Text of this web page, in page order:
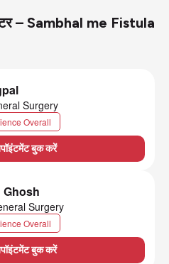
– Sambhal me Fistula
Surgery
Overall
बुक करें
Ghosh
Surgery
Overall
बुक करें